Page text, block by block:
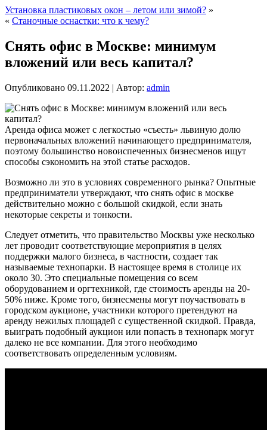
Установка пластиковых окон – летом или зимой? »
« Станочные оснастки: что к чему?
Снять офис в Москве: минимум
вложений или весь капитал?
Опубликовано 09.11.2022 | Автор: admin
Аренда офиса может с легкостью «съесть» львиную долю
первоначальных вложений начинающего предпринимателя,
поэтому большинство новоиспеченных бизнесменов ищут
способы сэкономить на этой статье расходов.
Возможно ли это в условиях современного рынка? Опытные
предприниматели утверждают, что снять офис в москве
действительно можно с большой скидкой, если знать
некоторые секреты и тонкости.
Следует отметить, что правительство Москвы уже несколько
лет проводит соответствующие мероприятия в целях
поддержки малого бизнеса, в частности, создает так
называемые технопарки. В настоящее время в столице их
около 30. Это специальные помещения со всем
оборудованием и оргтехникой, где стоимость аренды на 20-
50% ниже. Кроме того, бизнесмены могут поучаствовать в
городском аукционе, участники которого претендуют на
аренду нежилых площадей с существенной скидкой. Правда,
выиграть подобный аукцион или попасть в технопарк могут
далеко не все компании. Для этого необходимо
соответствовать определенным условиям.